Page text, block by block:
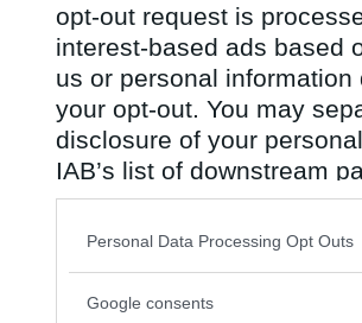
opt-out request is
interest-based ads based
us or personal
your opt-out. You may
disclosure of your
IAB’s list of downstream
also be disclosed by us
Downstream Participants
Please note that this
Personal Data Processing Opt Outs
Google consents
Antal inlägg:
4380
MC
Antal inlägg: 601